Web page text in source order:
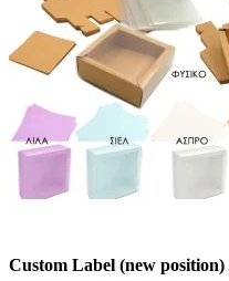
Custom Label (new position)